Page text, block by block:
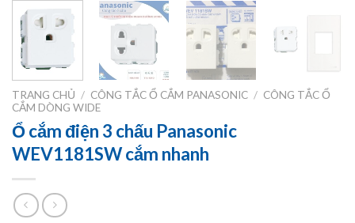
TRANG CHỦ / CÔNG TẮC Ổ CẮM PANASONIC / CÔNG TẮC Ổ
CẮM DÒNG WIDE
Ổ cắm điện 3 chấu Panasonic
WEV1181SW cắm nhanh